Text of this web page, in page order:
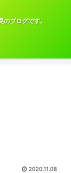
ブログです。
2020.11.08